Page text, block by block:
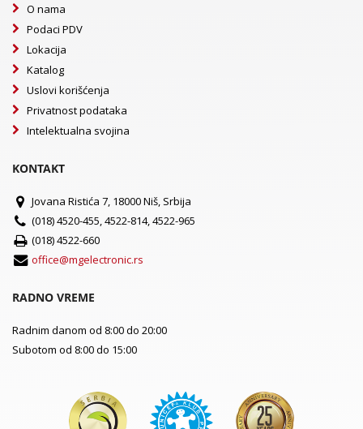
O nama
Podaci PDV
Lokacija
Katalog
Uslovi korišćenja
Privatnost podataka
Intelektualna svojina
KONTAKT
Jovana Ristića 7, 18000 Niš, Srbija
(018) 4520-455, 4522-814, 4522-965
(018) 4522-660
office@mgelectronic.rs
RADNO VREME
Radnim danom od 8:00 do 20:00
Subotom od 8:00 do 15:00